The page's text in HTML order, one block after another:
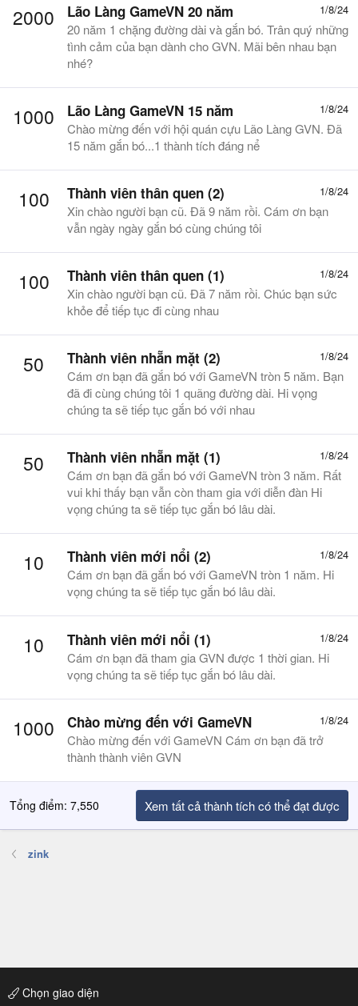
2000 1/8/24
Lão Làng GameVN 20 năm
20 năm 1 chặng đường dài và gắn bó. Trân quý những
tình cảm của bạn dành cho GVN. Mãi bên nhau bạn
nhé?
1000 1/8/24
Lão Làng GameVN 15 năm
Chào mừng đến với hội quán cựu Lão Làng GVN. Đã
15 năm gắn bó...1 thành tích đáng nể
100 1/8/24
Thành viên thân quen (2)
Xin chào người bạn cũ. Đã 9 năm rồi. Cám ơn bạn
vẫn ngày ngày gắn bó cùng chúng tôi
100 1/8/24
Thành viên thân quen (1)
Xin chào người bạn cũ. Đã 7 năm rồi. Chúc bạn sức
khỏe để tiếp tục đi cùng nhau
50 1/8/24
Thành viên nhẵn mặt (2)
Cám ơn bạn đã gắn bó với GameVN tròn 5 năm. Bạn
đã đi cùng chúng tôi 1 quãng đường dài. Hi vọng
chúng ta sẽ tiếp tục gắn bó với nhau
50 1/8/24
Thành viên nhẵn mặt (1)
Cám ơn bạn đã gắn bó với GameVN tròn 3 năm. Rất
vui khi thấy bạn vẫn còn tham gia với diễn đàn Hi
vọng chúng ta sẽ tiếp tục gắn bó lâu dài.
10 1/8/24
Thành viên mới nổi (2)
Cám ơn bạn đã gắn bó với GameVN tròn 1 năm. Hi
vọng chúng ta sẽ tiếp tục gắn bó lâu dài.
10 1/8/24
Thành viên mới nổi (1)
Cám ơn bạn đã tham gia GVN được 1 thời gian. Hi
vọng chúng ta sẽ tiếp tục gắn bó lâu dài.
1000 1/8/24
Chào mừng đến với GameVN
Chào mừng đến với GameVN Cám ơn bạn đã trở
thành thành viên GVN
Tổng điểm: 7,550 Xem tất cả thành tích có thể đạt được
zink
Chọn giao diện